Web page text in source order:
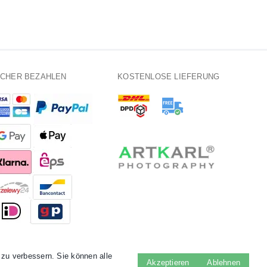
BEZAHLEN KOSTENLOSE LIEFERUNG
verbessern. Sie können alle
Akzeptieren Ablehnen